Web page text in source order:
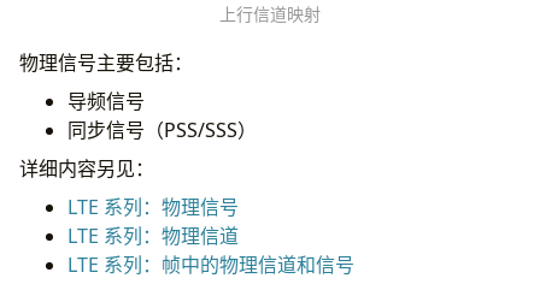
上行信道映射
物理信号主要包括：
导频信号
同步信号（PSS/SSS）
详细内容另见：
LTE 系列：物理信号
LTE 系列：物理信道
LTE 系列：帧中的物理信道和信号